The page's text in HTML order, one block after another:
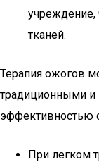
учреждение,
тканей.
Терапия ожогов
традиционными и
эффективностью
При легком